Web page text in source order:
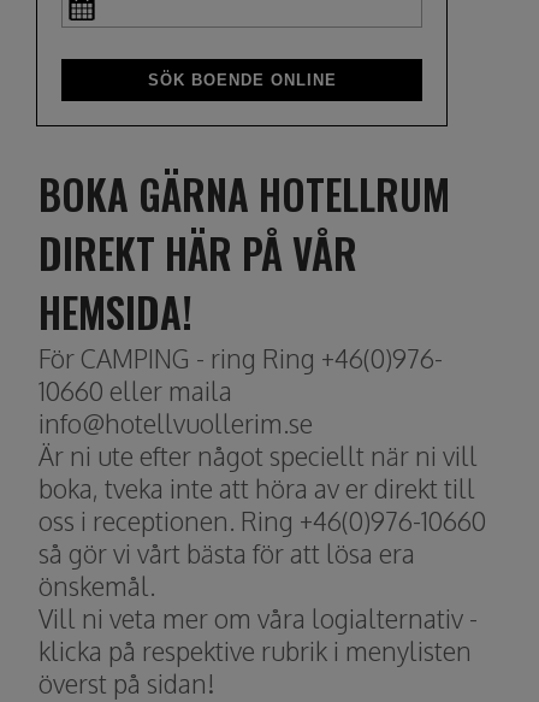
BOKA GÄRNA HOTELLRUM
DIREKT HÄR PÅ VÅR
HEMSIDA!
För CAMPING - ring Ring +46(0)976-
10660 eller maila
info@hotellvuollerim.se
Är ni ute efter något speciellt när ni vill
boka, tveka inte att höra av er direkt till
oss i receptionen. Ring +46(0)976-10660
så gör vi vårt bästa för att lösa era
önskemål.
Vill ni veta mer om våra logialternativ -
klicka på respektive rubrik i menylisten
överst på sidan!